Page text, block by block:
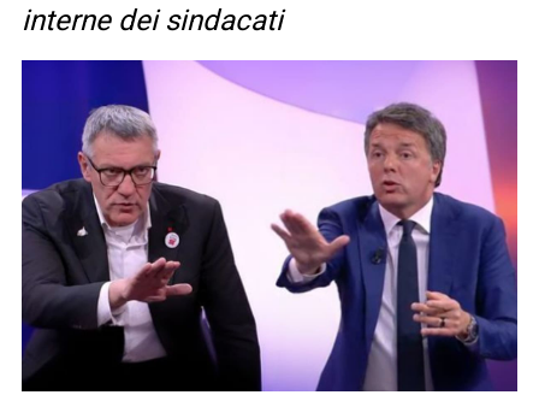
interne dei sindacati